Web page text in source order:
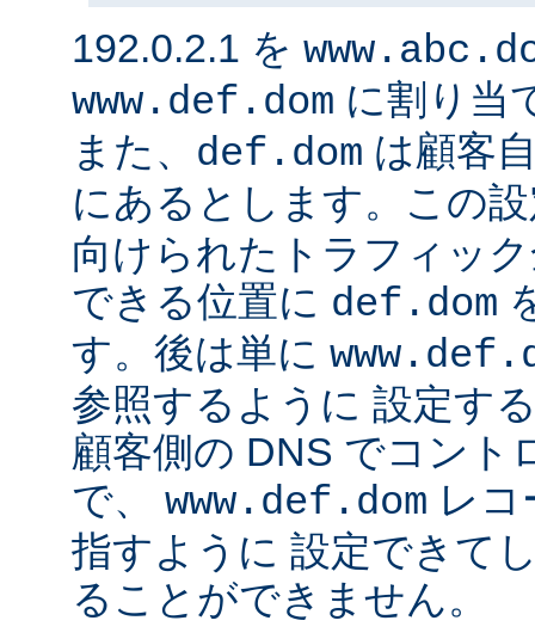
192.0.2.1 を
www.def.dom に割り当
また、 def.dom は顧客
にあるとします。この
向けられたトラフィッ
できる位置に def.dom
す。後は単に
参照するように 設定す
顧客側の DNS でコント
で、 www.def.dom レ
指すように 設定できて
ることができません。